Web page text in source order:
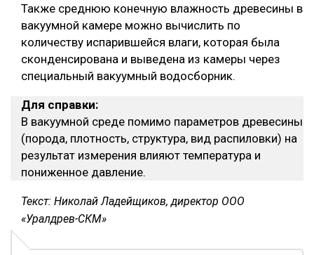
Также среднюю конечную влажность древесины в
вакуумной камере можно вычислить по
количеству испарившейся влаги, которая была
сконденсирована и выведена из камеры через
специальный вакуумный водосборник.
Для справки:
В вакуумной среде помимо параметров древесины
(порода, плотность, структура, вид распиловки) на
результат измерения влияют температура и
пониженное давление.
Текст: Николай Ладейщиков, директор ООО
«Уралдрев-СКМ»